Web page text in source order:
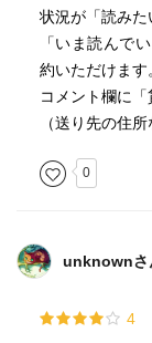
状況が「読みた
「いま読んで
約いただけます
コメント欄に「
（送り先の住
0
unknownさ
4